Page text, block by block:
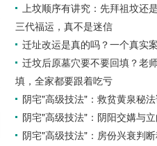
传”之母，此步必
盘”的...
上坟顺序有讲究：先拜祖坟还
三代福运，真不是迷信
迁址改运是真的吗？一个真实
迁坟后原墓穴要不要回填？老
填，全家都要跟着吃亏
阴宅"高级技法"：救贫黄泉秘
阴宅"高级技法"：阴阳交媾与
阴宅"高级技法"：房份兴衰判